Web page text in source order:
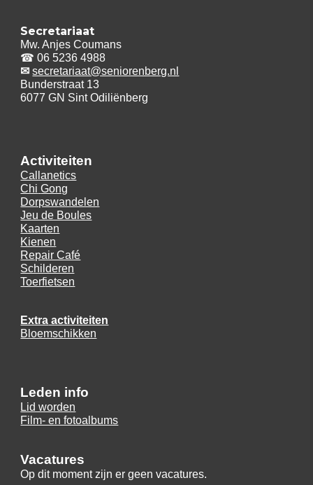
Secretariaat
Mw. Anjes Coumans
☎06 5236 4988
✉secretariaat@seniorenberg.nl
Bunderstraat 13
6077 GN Sint Odiliënberg
Activiteiten
Callanetics
Chi Gong
Dorpswandelen
Jeu de Boules
Kaarten
Kienen
Repair Café
Schilderen
Toerfietsen
Extra activiteiten
Bloemschikken
Leden info
Lid worden
Film- en fotoalbums
Vacatures
Op dit moment zijn er geen vacatures.